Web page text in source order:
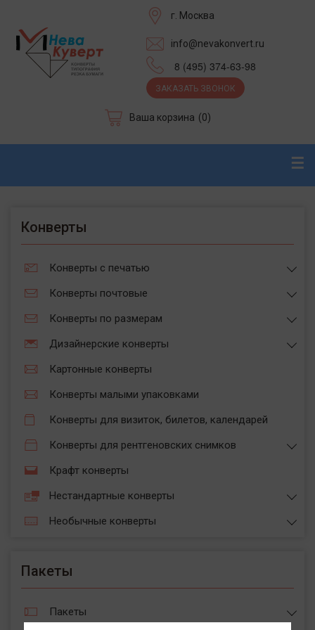
г. Москва
info@nevakonvert.ru
8 (495) 374-63-98
ЗАКАЗАТЬ ЗВОНОК
Ваша корзина (0)
☰
Конверты
Конверты с печатью
Конверты почтовые
Конверты по размерам
Дизайнерские конверты
Картонные конверты
Конверты малыми упаковками
Конверты для визиток, билетов, календарей
Конверты для рентгеновских снимков
Крафт конверты
Нестандартные конверты
Необычные конверты
Пакеты
Пакеты